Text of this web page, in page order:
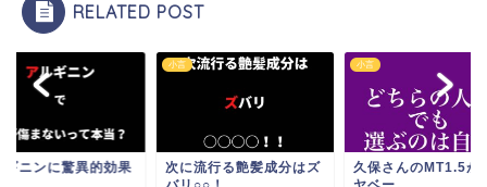
RELATED POST
ギニンに驚異的効果
小言
次に流行る艶髪成分はズ
小言
久保さんのMT1.5が